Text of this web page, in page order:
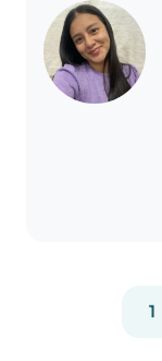
1